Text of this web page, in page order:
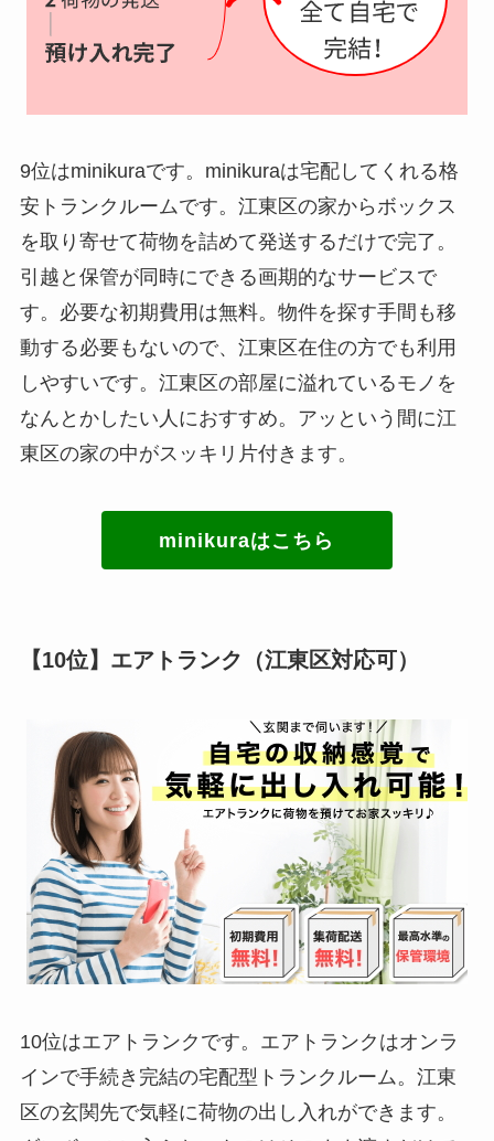
9位はminikuraです。minikuraは宅配してくれる格
安トランクルームです。江東区の家からボックス
を取り寄せて荷物を詰めて発送するだけで完了。
引越と保管が同時にできる画期的なサービスで
す。必要な初期費用は無料。物件を探す手間も移
動する必要もないので、江東区在住の方でも利用
しやすいです。江東区の部屋に溢れているモノを
なんとかしたい人におすすめ。アッという間に江
東区の家の中がスッキリ片付きます。
minikuraはこちら
【10位】エアトランク（江東区対応可）
10位はエアトランクです。エアトランクはオンラ
インで手続き完結の宅配型トランクルーム。江東
区の玄関先で気軽に荷物の出し入れができます。